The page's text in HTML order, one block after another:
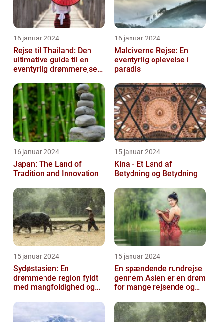
16 januar 2024
Rejse til Thailand: Den
ultimative guide til en
eventyrlig drømmerejse
16 januar 2024
Maldiverne Rejse: En
eventyrlig oplevelse i
paradis
16 januar 2024
Japan: The Land of
Tradition and Innovation
15 januar 2024
Kina - Et Land af
Betydning og Betydning
15 januar 2024
Sydøstasien: En
drømmende region fyldt
med mangfoldighed og
15 januar 2024
En spændende rundrejse
gennem Asien er en drøm
for mange rejsende og